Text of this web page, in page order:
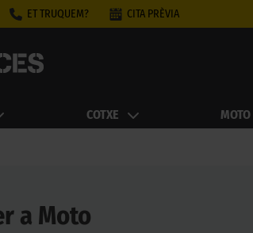
ET TRUQUEM? CITA PRÈVIA
COTXE MOTO
a Moto